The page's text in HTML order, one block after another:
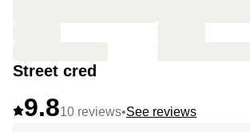
Street cred
9.810 reviews•See reviews